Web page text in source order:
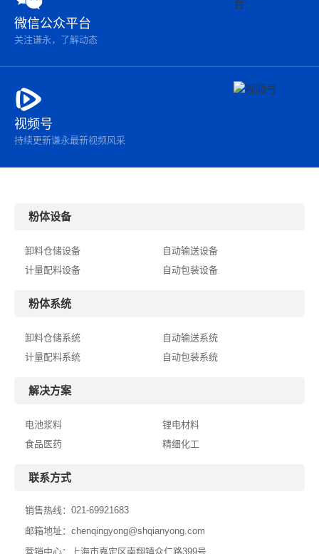
微信公众平台
关注谦永，了解动态
视频号
持续更新谦永最新视频风采
粉体设备
卸料仓储设备
自动输送设备
计量配料设备
自动包装设备
粉体系统
卸料仓储系统
自动输送系统
计量配料系统
自动包装系统
解决方案
电池浆料
锂电材料
食品医药
精细化工
联系方式
销售热线： 021-69921683
邮箱地址： chenqingyong@shqianyong.com
营销中心：上海市嘉定区南翔镇众仁路399号